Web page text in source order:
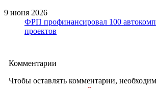
9 июня 2026
ФРП профинансировал 100
проектов
Комментарии
Чтобы оставлять комментарии,